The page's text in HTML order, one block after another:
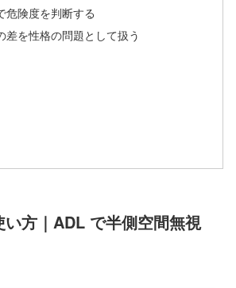
危険度を判断する
差を性格の問題として扱う
方｜ADL で半側空間無視